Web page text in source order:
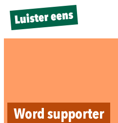
Wordsupporter